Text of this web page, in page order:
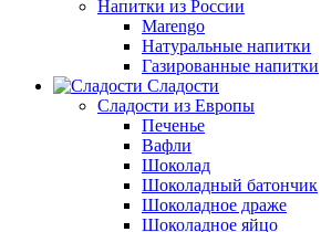
Напитки из России
Marengo
Натуральные напитки
Газированные напитки
Сладости
Сладости из Европы
Печенье
Вафли
Шоколад
Шоколадный батончик
Шоколадное драже
Шоколадное яйцо